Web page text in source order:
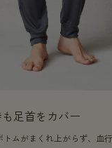
足首をカバー
ムがまくれ上がらず、血行